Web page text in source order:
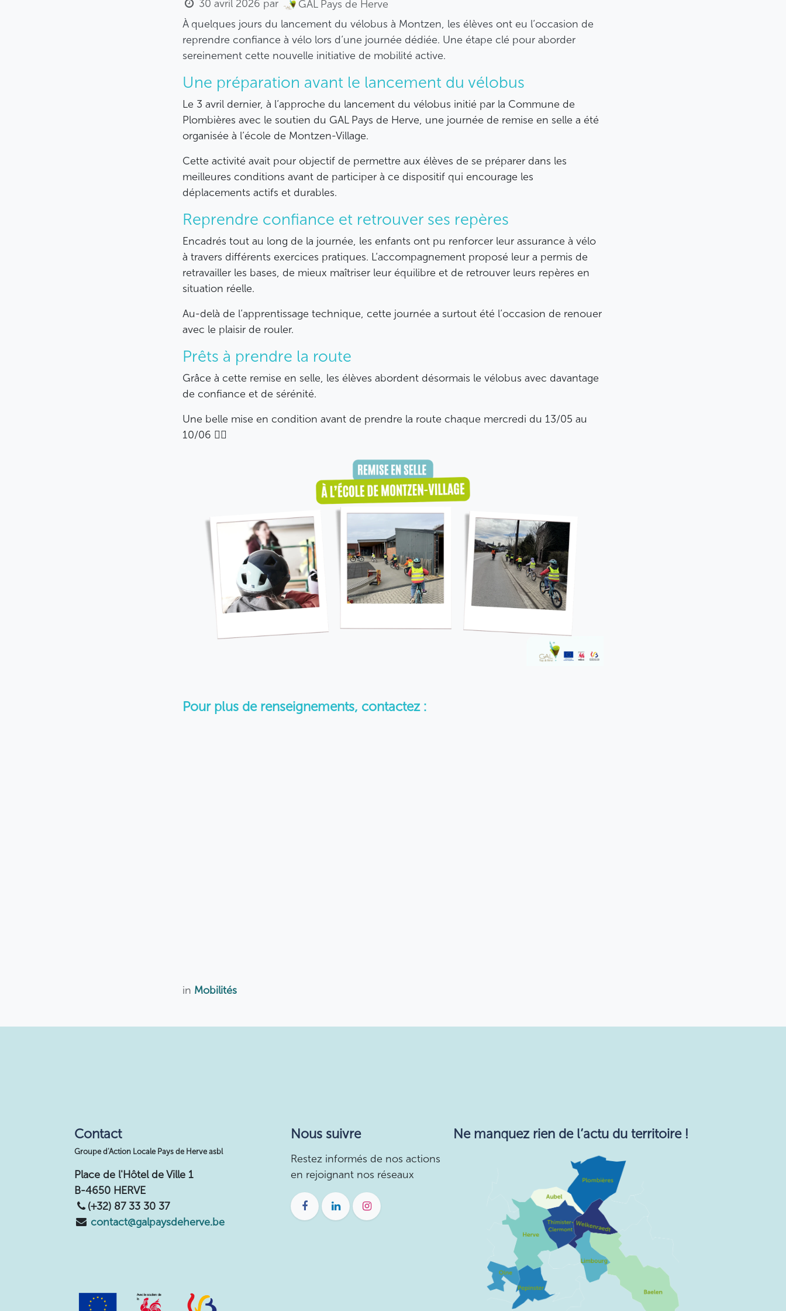
30 avril 2026 par
GAL Pays de Herve
À quelques jours du lancement du vélobus à Montzen, les élèves ont eu l’occasion de
reprendre confiance à vélo lors d’une journée dédiée. Une étape clé pour aborder
sereinement cette nouvelle initiative de mobilité active.
Une préparation avant le lancement du vélobus
Le 3 avril dernier, à l’approche du lancement du vélobus initié par la Commune de
Plombières avec le soutien du GAL Pays de Herve, une journée de remise en selle a été
organisée à l’école de Montzen-Village.
Cette activité avait pour objectif de permettre aux élèves de se préparer dans les
meilleures conditions avant de participer à ce dispositif qui encourage les
déplacements actifs et durables.
Reprendre confiance et retrouver ses repères
Encadrés tout au long de la journée, les enfants ont pu renforcer leur assurance à vélo
à travers différents exercices pratiques. L’accompagnement proposé leur a permis de
retravailler les bases, de mieux maîtriser leur équilibre et de retrouver leurs repères en
situation réelle.
Au-delà de l’apprentissage technique, cette journée a surtout été l’occasion de renouer
avec le plaisir de rouler.
Prêts à prendre la route
Grâce à cette remise en selle, les élèves abordent désormais le vélobus avec davantage
de confiance et de sérénité.
Une belle mise en condition avant de prendre la route chaque mercredi du 13/05 au
10/06 🚴‍♂
Pour plus de renseignements, contactez :
in Mobilités
Ne manquez rie​n de l’actu du territoire !
Contact
Groupe d'Action Locale Pays de Herve asbl
Place de l'Hôtel de Ville 1
B-4650 HERVE
(+32) 87 33 30 37
contact@galpaysdeherve.be
Nous suivre
Restez informés de nos actions
en rejoignant nos réseaux